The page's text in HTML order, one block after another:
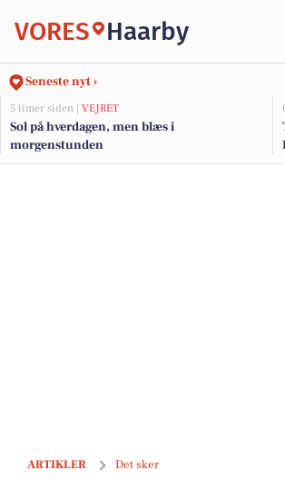
VORES Haarby
Seneste nyt ›
5 timer siden | VEJRET
Sol på hverdagen, men blæs i
morgenstunden
ARTIKLER Det sker
Ugen i Haarby byder på filmpremiere,